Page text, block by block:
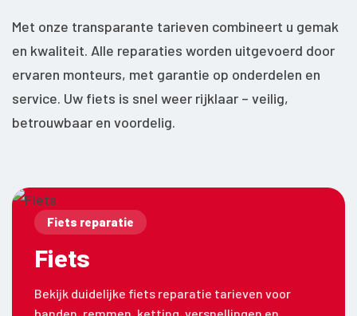
Met onze transparante tarieven combineert u gemak
en kwaliteit. Alle reparaties worden uitgevoerd door
ervaren monteurs, met garantie op onderdelen en
service. Uw fiets is snel weer rijklaar – veilig,
betrouwbaar en voordelig.
Fiets reparatie
Fiets
Bekijk duidelijke fiets reparatie tarieven voor